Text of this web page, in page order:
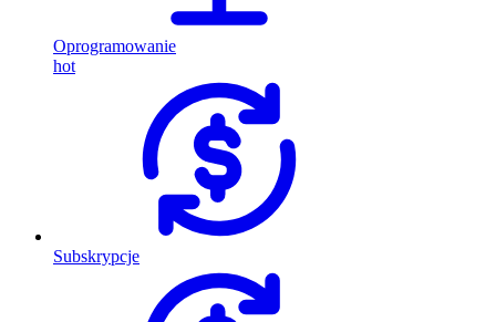
Oprogramowanie
hot
Subskrypcje